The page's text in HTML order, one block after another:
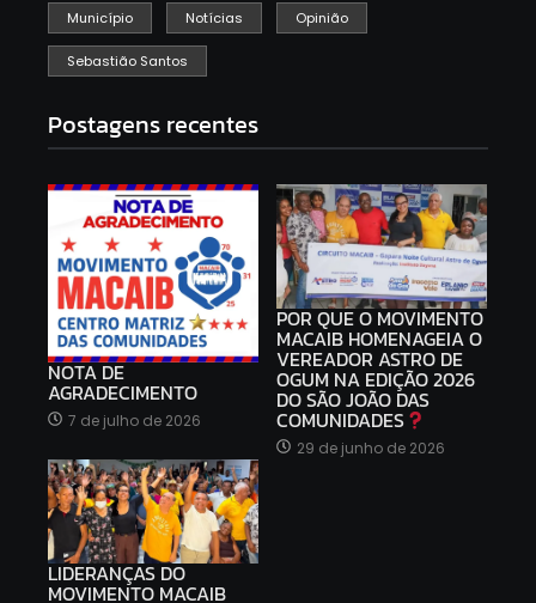
Município Notícias Opinião
Sebastião Santos
Postagens recentes
NOTA DE
AGRADECIMENTO
7 de julho de 2026
POR QUE O MOVIMENTO
MACAIB HOMENAGEIA O
VEREADOR ASTRO DE
OGUM NA EDIÇÃO 2026
DO SÃO JOÃO DAS
COMUNIDADES
29 de junho de 2026
LIDERANÇAS DO
MOVIMENTO MACAIB